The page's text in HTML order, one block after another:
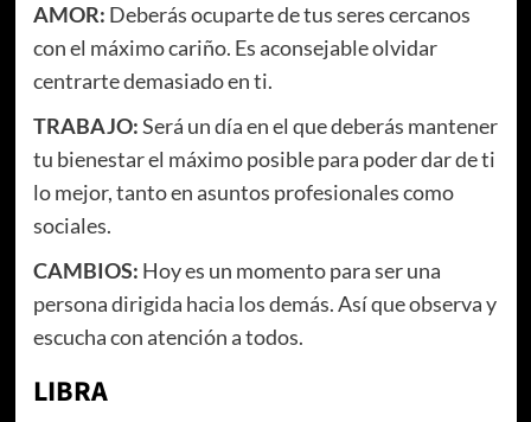
AMOR: Deberás ocuparte de tus seres cercanos
con el máximo cariño. Es aconsejable olvidar
centrarte demasiado en ti.
TRABAJO:Será un día en el que deberás mantener
tu bienestar el máximo posible para poder dar de ti
lo mejor, tanto en asuntos profesionales como
sociales.
CAMBIOS: Hoy es un momento para ser una
persona dirigida hacia los demás. Así que observa y
escucha con atención a todos.
LIBRA